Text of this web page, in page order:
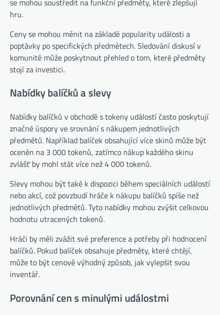
hru.
Ceny se mohou měnit na základě popularity události a
poptávky po specifických předmětech. Sledování diskusí v
komunitě může poskytnout přehled o tom, které předměty
stojí za investici.
Nabídky balíčků a slevy
Nabídky balíčků v obchodě s tokeny událostí často poskytují
značné úspory ve srovnání s nákupem jednotlivých
předmětů. Například balíček obsahující více skinů může být
oceněn na 3 000 tokenů, zatímco nákup každého skinu
zvlášť by mohl stát více než 4 000 tokenů.
Slevy mohou být také k dispozici během speciálních událostí
nebo akcí, což povzbudí hráče k nákupu balíčků spíše než
jednotlivých předmětů. Tyto nabídky mohou zvýšit celkovou
hodnotu utracených tokenů.
Hráči by měli zvážit své preference a potřeby při hodnocení
balíčků. Pokud balíček obsahuje předměty, které chtějí,
může to být cenově výhodný způsob, jak vylepšit svou
inventář.
Porovnání cen s minulými událostmi